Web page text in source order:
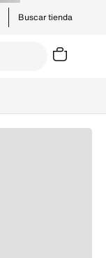
Buscar tienda